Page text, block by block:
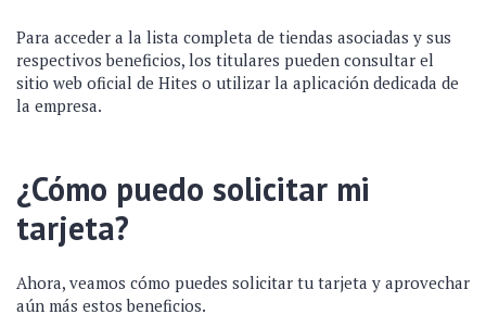
Para acceder a la lista completa de tiendas asociadas y sus
respectivos beneficios, los titulares pueden consultar el
sitio web oficial de Hites o utilizar la aplicación dedicada de
la empresa.
¿Cómo puedo solicitar mi
tarjeta?
Ahora, veamos cómo puedes solicitar tu tarjeta y aprovechar
aún más estos beneficios.